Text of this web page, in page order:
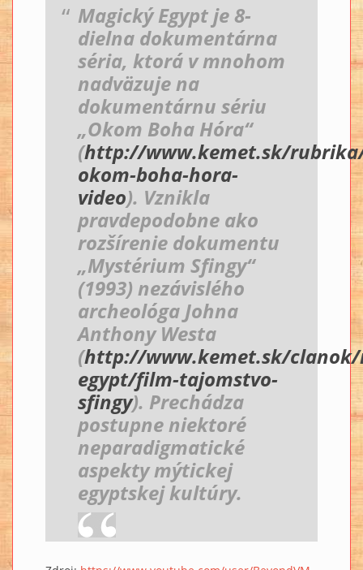
Magický Egypt je 8-
dielna dokumentárna
séria, ktorá v mnohom
nadväzuje na
dokumentárnu sériu
„Okom Boha Hóra“
(http://www.kemet.sk/
okom-boha-hora-
video). Vznikla
pravdepodobne ako
rozšírenie dokumentu
„Mystérium Sfingy“
(1993) nezávislého
archeológa Johna
Anthony Westa
(http://www.kemet.sk/clanok/
egypt/film-tajomstvo-
sfingy). Prechádza
postupne niektoré
neparadigmatické
aspekty mýtickej
egyptskej kultúry.